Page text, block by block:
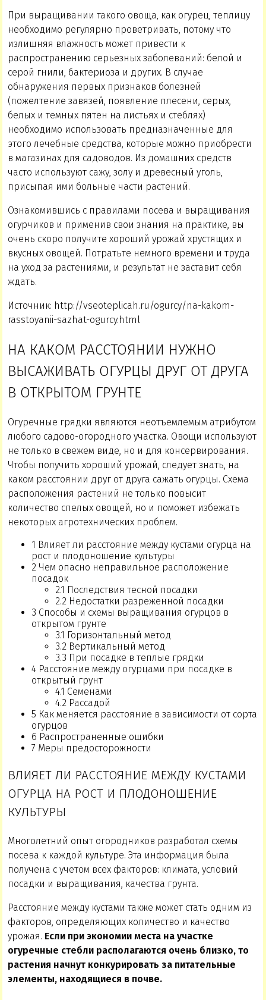
При выращивании такого овоща, как огурец, теплицу
необходимо регулярно проветривать, потому что
излишняя влажность может привести к
распространению серьезных заболеваний: белой и
серой гнили, бактериоза и других. В случае
обнаружения первых признаков болезней
(пожелтение завязей, появление плесени, серых,
белых и темных пятен на листьях и стеблях)
необходимо использовать предназначенные для
этого лечебные средства, которые можно приобрести
в магазинах для садоводов. Из домашних средств
часто используют сажу, золу и древесный уголь,
присыпая ими больные части растений.
Ознакомившись с правилами посева и выращивания
огурчиков и применив свои знания на практике, вы
очень скоро получите хороший урожай хрустящих и
вкусных овощей. Потратьте немного времени и труда
на уход за растениями, и результат не заставит себя
ждать.
Источник: http://vseoteplicah.ru/ogurcy/na-kakom-
rasstoyanii-sazhat-ogurcy.html
НА КАКОМ РАССТОЯНИИ НУЖНО
ВЫСАЖИВАТЬ ОГУРЦЫ ДРУГ ОТ ДРУГА
В ОТКРЫТОМ ГРУНТЕ
Огуречные грядки являются неотъемлемым атрибутом
любого садово-огородного участка. Овощи используют
не только в свежем виде, но и для консервирования.
Чтобы получить хороший урожай, следует знать, на
каком расстоянии друг от друга сажать огурцы. Схема
расположения растений не только повысит
количество спелых овощей, но и поможет избежать
некоторых агротехнических проблем.
1 Влияет ли расстояние между кустами огурца на
рост и плодоношение культуры
2 Чем опасно неправильное расположение
посадок
2.1 Последствия тесной посадки
2.2 Недостатки разреженной посадки
3 Способы и схемы выращивания огурцов в
открытом грунте
3.1 Горизонтальный метод
3.2 Вертикальный метод
3.3 При посадке в теплые грядки
4 Расстояние между огурцами при посадке в
открытый грунт
4.1 Семенами
4.2 Рассадой
5 Как меняется расстояние в зависимости от сорта
огурцов
6 Распространенные ошибки
7 Меры предосторожности
ВЛИЯЕТ ЛИ РАССТОЯНИЕ МЕЖДУ КУСТАМИ
ОГУРЦА НА РОСТ И ПЛОДОНОШЕНИЕ
КУЛЬТУРЫ
Многолетний опыт огородников разработал схемы
посева к каждой культуре. Эта информация была
получена с учетом всех факторов: климата, условий
посадки и выращивания, качества грунта.
Расстояние между кустами также может стать одним из
факторов, определяющих количество и качество
урожая. Если при экономии места на участке
огуречные стебли располагаются очень близко, то
растения начнут конкурировать за питательные
элементы, находящиеся в почве.